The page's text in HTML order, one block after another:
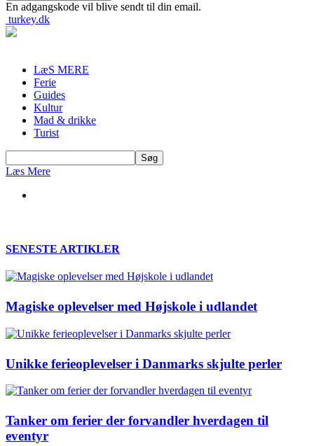
En adgangskode vil blive sendt til din email.
turkey.dk
LæS MERE
Ferie
Guides
Kultur
Mad & drikke
Turist
Læs Mere
SENESTE ARTIKLER
Magiske oplevelser med Højskole i udlandet
Unikke ferieoplevelser i Danmarks skjulte perler
Tanker om ferier der forvandler hverdagen til
eventyr